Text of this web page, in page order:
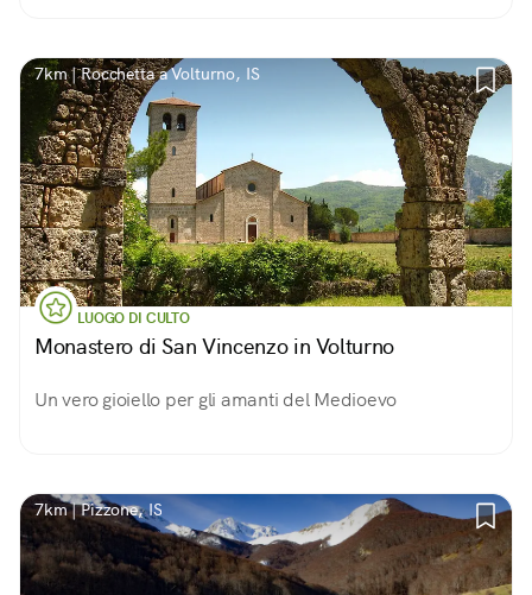
7km | Rocchetta a Volturno, IS
LUOGO DI CULTO
Monastero di San Vincenzo in Volturno
Un vero gioiello per gli amanti del Medioevo
7km | Pizzone, IS